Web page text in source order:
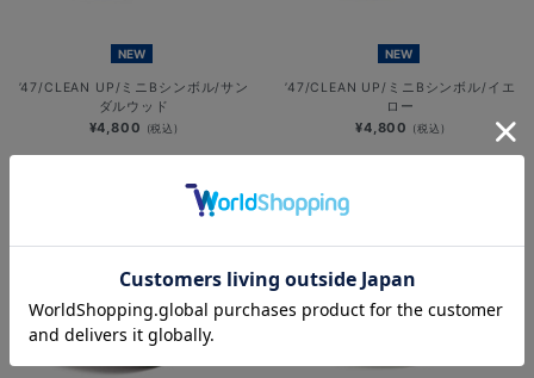
NEW
’47/CLEAN UP/ミニBシンボル/サン
ダルウッド
¥4,800 (税込)
NEW
’47/CLEAN UP/ミニBシンボル/イエ
ロー
¥4,800 (税込)